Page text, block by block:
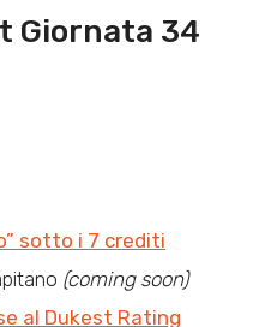
Giornata 34
sotto i 7 crediti
(coming soon)
al Dukest Rating